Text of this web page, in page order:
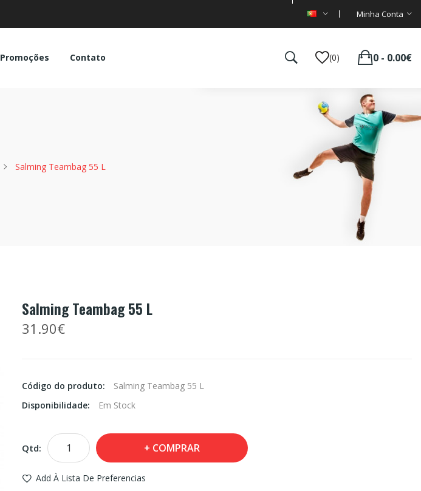
Minha Conta
Promoções Contato (0) 0 - 0.00€
Salming Teambag 55 L
Salming Teambag 55 L
31.90€
Código do produto:
Salming Teambag 55 L
Disponibilidade:
Em Stock
Qtd: COMPRAR
Add À Lista De Preferencias